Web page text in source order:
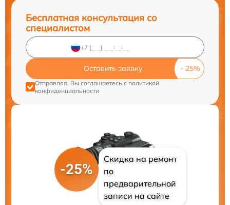
Бесплатная консультация со
специалистом
Оставить заявку
Отправляя, Вы соглашаетесь с политикой
конфиденциальности
-25%
Скидка на ремонт
по
предварительной
записи на сайте